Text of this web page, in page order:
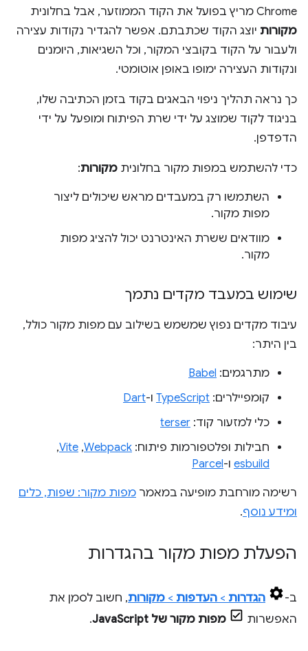
Chrome מריץ בפועל את הקוד הממוזער, אבל בחלונית
מקורות יוצג הקוד שכתבתם. אפשר להגדיר נקודות עצירה
ולעבור על הקוד בקובצי המקור, וכל השגיאות, היומנים
ונקודות העצירה ימופו באופן אוטומטי.
כך נראה תהליך ניפוי הבאגים בקוד בזמן הכתיבה שלו,
בניגוד לקוד שמוצג על ידי שרת הפיתוח ומופעל על ידי
הדפדפן.
כדי להשתמש במפות מקור בחלונית מקורות:
השתמשו רק במעבדים מראש שיכולים ליצור
מפות מקור.
מוודאים ששרת האינטרנט יכול להציג מפות
מקור.
שימוש במעבד מקדים נתמך
עיבוד מקדים נפוץ שמשמש בשילוב עם מפות מקור כולל,
בין היתר:
מתרגמים: Babel
קומפיילרים: TypeScript ו-Dart
כלי למזעור קוד: terser
חבילות ופלטפורמות פיתוח: Webpack
,‏
Vite
,‏
esbuild ו-Parcel
רשימה מורחבת מופיעה במאמר מפות מקור: שפות, כלים
ומידע נוסף.
הפעלת מפות מקור בהגדרות
ב- הגדרות > העדפות > מקורות, חשוב לסמן את
האפשרות
מפות מקור של JavaScript .